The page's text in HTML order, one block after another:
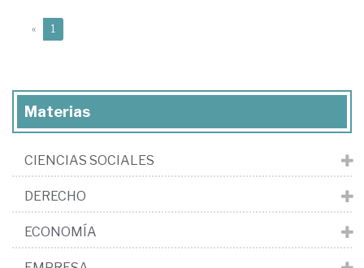
« 1
Materias
CIENCIAS SOCIALES
DERECHO
ECONOMÍA